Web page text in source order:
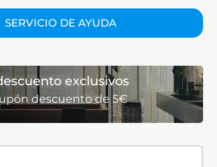
SERVICIO DE AYUDA
exclusivos
descuento de 5€